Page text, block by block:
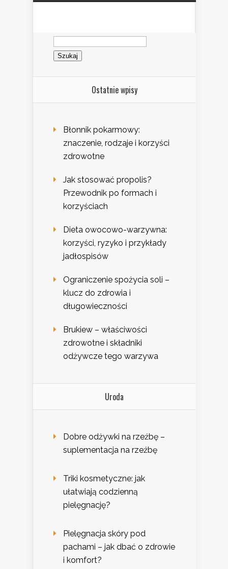
Szukaj:
Ostatnie wpisy
Błonnik pokarmowy:
znaczenie, rodzaje i korzyści
zdrowotne
Jak stosować propolis?
Przewodnik po formach i
korzyściach
Dieta owocowo-warzywna:
korzyści, ryzyko i przykłady
jadłospisów
Ograniczenie spożycia soli –
klucz do zdrowia i
długowieczności
Brukiew – właściwości
zdrowotne i składniki
odżywcze tego warzywa
Uroda
Dobre odżywki na rzeźbę –
suplementacja na rzeźbę
Triki kosmetyczne: jak
ułatwiają codzienną
pielęgnację?
Pielęgnacja skóry pod
pachami – jak dbać o zdrowie
i komfort?